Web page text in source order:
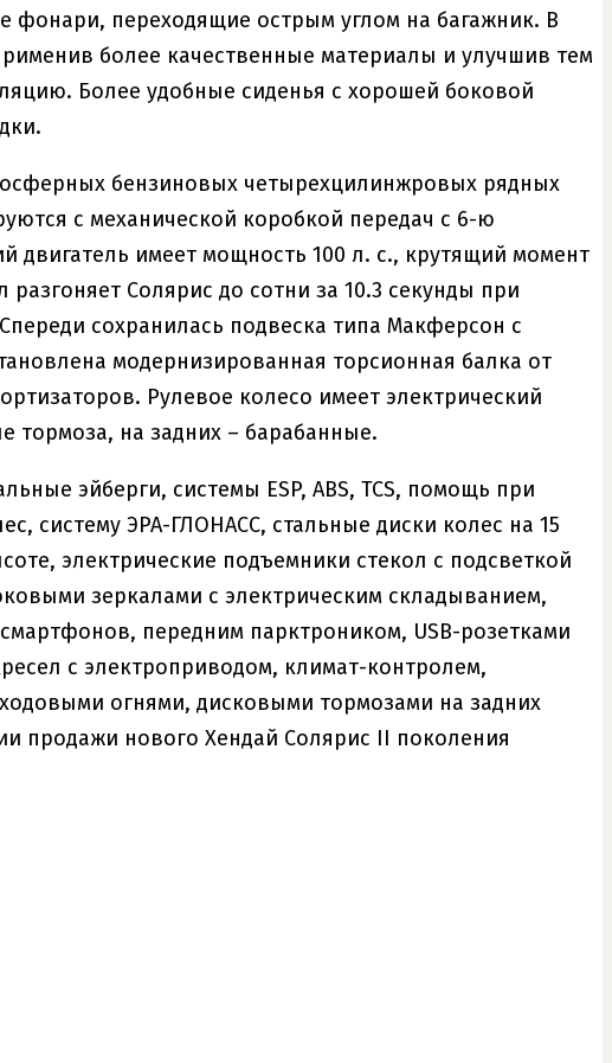
переходящие острым углом на багажник. В
более качественные материалы и улучшив тем
Более удобные сиденья с хорошей боковой
бензиновых четырехцилинжровых рядных
с механической коробкой передач с 6-ю
двигатель имеет мощность 100 л. с., крутящий момент
разгоняет Солярис до сотни за 10.3 секунды при
сохранилась подвеска типа Макферсон с
модернизированная торсионная балка от
Рулевое колесо имеет электрический
тормоза, на задних – барабанные.
эйберги, системы ESP, ABS, TCS, помощь при
систему ЭРА-ГЛОНАСС, стальные диски колес на 15
электрические подъемники стекол с подсветкой
зеркалами с электрическим складыванием,
передним парктроником, USB-розетками
с электроприводом, климат-контролем,
огнями, дисковыми тормозами на задних
продажи нового Хендай Солярис II поколения